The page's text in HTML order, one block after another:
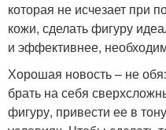
которая не исчезает при
кожи, сделать фигуру
и эффективнее,
Хорошая новость – не
брать на себя
фигуру, привести ее в